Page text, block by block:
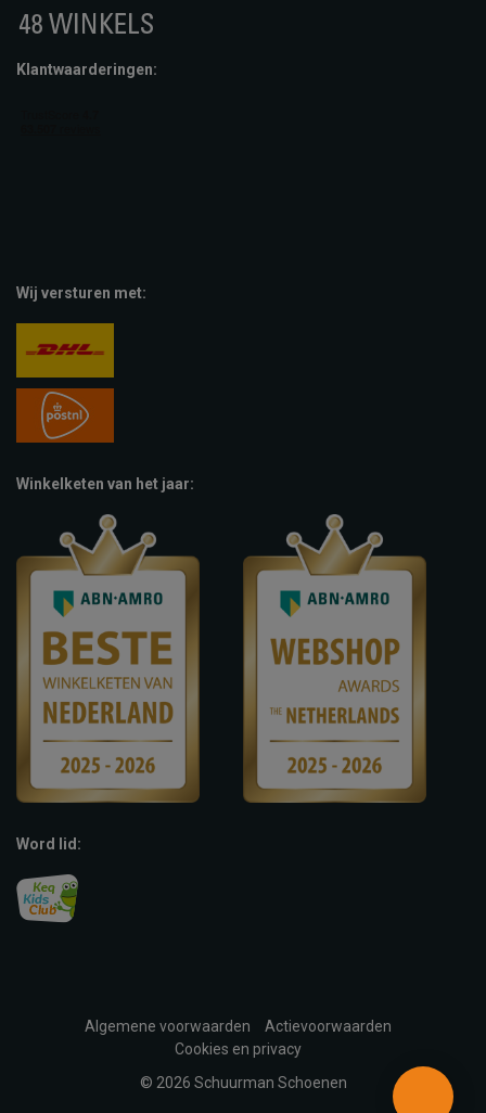
Klantwaarderingen:
Wij versturen met:
Winkelketen van het jaar:
Word lid:
Algemene voorwaarden
Actievoorwaarden
Cookies en privacy
© 2026 Schuurman Schoenen